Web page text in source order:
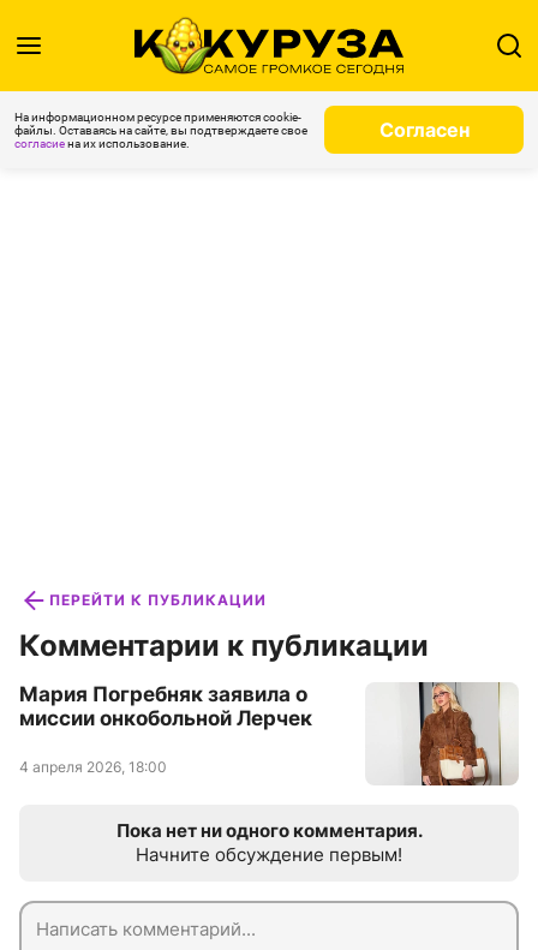
На информационном ресурсе применяются cookie-
файлы. Оставаясь на сайте, вы подтверждаете свое
согласиена их использование.
Согласен
ПЕРЕЙТИ К ПУБЛИКАЦИИ
Комментарии к публикации
Мария Погребняк заявила о
миссии онкобольной Лерчек
4 апреля 2026, 18:00
Пока нет ни одного комментария.
Начните обсуждение первым!